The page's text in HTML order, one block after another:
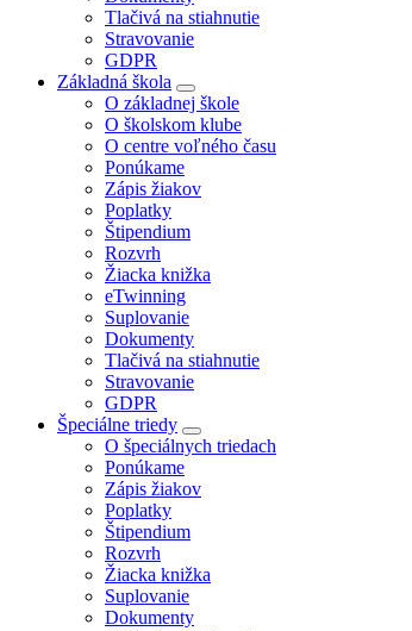
Tlačivá na stiahnutie
Stravovanie
GDPR
Základná škola
O základnej škole
O školskom klube
O centre voľného času
Ponúkame
Zápis žiakov
Poplatky
Štipendium
Rozvrh
Žiacka knižka
eTwinning
Suplovanie
Dokumenty
Tlačivá na stiahnutie
Stravovanie
GDPR
Špeciálne triedy
O špeciálnych triedach
Ponúkame
Zápis žiakov
Poplatky
Štipendium
Rozvrh
Žiacka knižka
Suplovanie
Dokumenty